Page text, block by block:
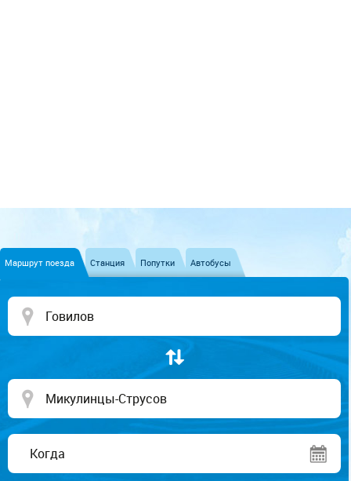
Маршрут поезда Станция Попутки Автобусы